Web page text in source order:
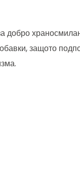
добро
защото